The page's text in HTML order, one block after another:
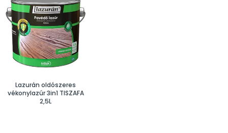
Lazurán oldószeres
vékonylazúr 3in1 TISZAFA
2,5L